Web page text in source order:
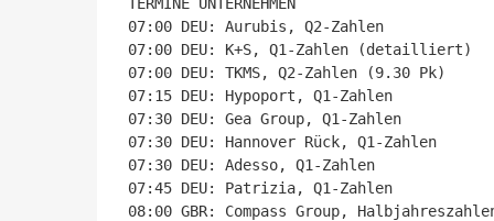
07:00 DEU: Aurubis, Q2-Zahlen
07:00 DEU: K+S, Q1-Zahlen (detailliert)
07:00 DEU: TKMS, Q2-Zahlen (9.30 Pk)
07:15 DEU: Hypoport, Q1-Zahlen
07:30 DEU: Gea Group, Q1-Zahlen
07:30 DEU: Hannover Rück, Q1-Zahlen
07:30 DEU: Adesso, Q1-Zahlen
07:45 DEU: Patrizia, Q1-Zahlen
08:00 GBR: Compass Group,